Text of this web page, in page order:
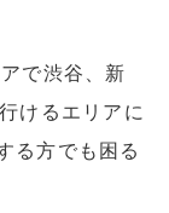
で渋谷、新
けるエリアに
る方でも困る